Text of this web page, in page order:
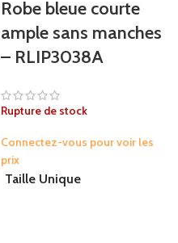
Robe bleue courte
ample sans manches
– RLIP3038A
Rupture de stock
Connectez-vous pour voir les
prix
Taille Unique